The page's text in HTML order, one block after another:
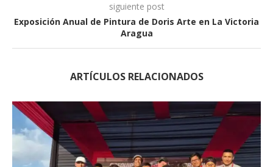
siguiente post
Exposición Anual de Pintura de Doris Arte en La Victoria
Aragua
ARTÍCULOS RELACIONADOS